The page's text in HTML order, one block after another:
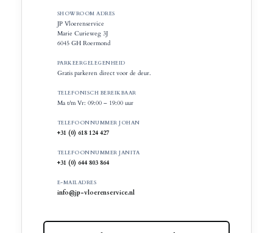
SHOWROOM ADRES
JP Vloerenservice
Marie Curieweg 3J
6045 GH Roermond
PARKEERGELEGENHEID
Gratis parkeren direct voor de deur.
TELEFONISCH BEREIKBAAR
Ma t/m Vr: 09:00 – 19:00 uur
TELEFOONNUMMER JOHAN
+31 (0) 618 124 427
TELEFOONNUMMER JANITA
+31 (0) 644 803 864
E-MAILADRES
info@jp-vloerenservice.nl